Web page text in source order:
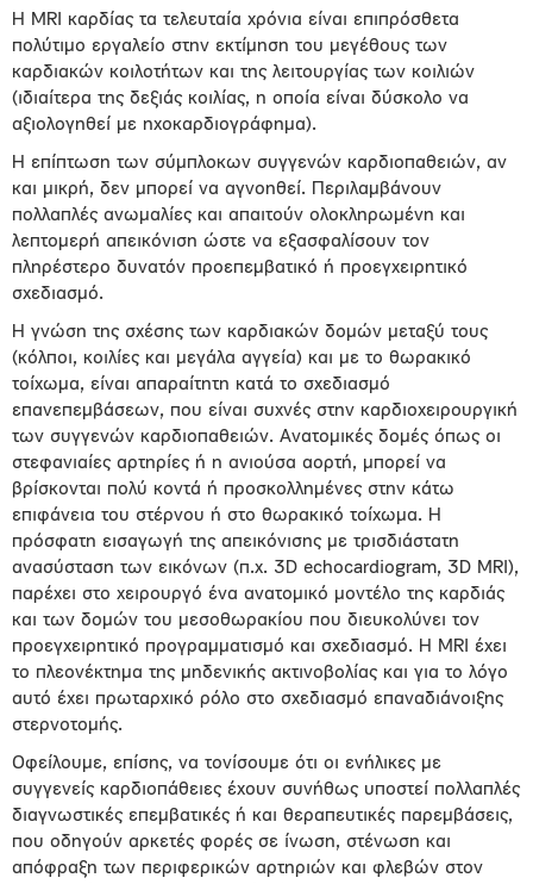
Η MRI καρδίας τα τελευταία χρόνια είναι επιπρόσθετα
πολύτιμο εργαλείο στην εκτίμηση του μεγέθους των
καρδιακών κοιλοτήτων και της λειτουργίας των κοιλιών
(ιδιαίτερα της δεξιάς κοιλίας, η οποία είναι δύσκολο να
αξιολογηθεί με ηχοκαρδιογράφημα).
Η επίπτωση των σύμπλοκων συγγενών καρδιοπαθειών, αν
και μικρή, δεν μπορεί να αγνοηθεί. Περιλαμβάνουν
πολλαπλές ανωμαλίες και απαιτούν ολοκληρωμένη και
λεπτομερή απεικόνιση ώστε να εξασφαλίσουν τον
πληρέστερο δυνατόν προεπεμβατικό ή προεγχειρητικό
σχεδιασμό.
Η γνώση της σχέσης των καρδιακών δομών μεταξύ τους
(κόλποι, κοιλίες και μεγάλα αγγεία) και με το θωρακικό
τοίχωμα, είναι απαραίτητη κατά το σχεδιασμό
επανεπεμβάσεων, που είναι συχνές στην καρδιοχειρουργική
των συγγενών καρδιοπαθειών. Ανατομικές δομές όπως οι
στεφανιαίες αρτηρίες ή η ανιούσα αορτή, μπορεί να
βρίσκονται πολύ κοντά ή προσκολλημένες στην κάτω
επιφάνεια του στέρνου ή στο θωρακικό τοίχωμα. Η
πρόσφατη εισαγωγή της απεικόνισης με τρισδιάστατη
ανασύσταση των εικόνων (π.χ. 3D echocardiogram, 3D ΜRI),
παρέχει στο χειρουργό ένα ανατομικό μοντέλο της καρδιάς
και των δομών του μεσοθωρακίου που διευκολύνει τον
προεγχειρητικό προγραμματισμό και σχεδιασμό. Η MRI έχει
το πλεονέκτημα της μηδενικής ακτινοβολίας και για το λόγο
αυτό έχει πρωταρχικό ρόλο στο σχεδιασμό επαναδιάνοιξης
στερνοτομής.
Οφείλουμε, επίσης, να τονίσουμε ότι οι ενήλικες με
συγγενείς καρδιοπάθειες έχουν συνήθως υποστεί πολλαπλές
διαγνωστικές επεμβατικές ή και θεραπευτικές παρεμβάσεις,
που οδηγούν αρκετές φορές σε ίνωση, στένωση και
απόφραξη των περιφερικών αρτηριών και φλεβών στον